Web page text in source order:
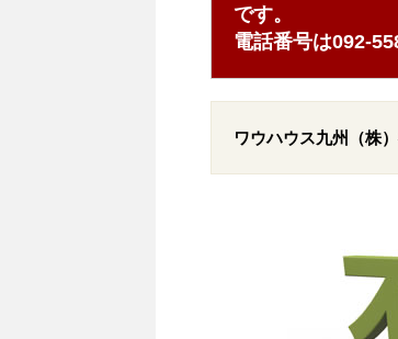
です。
電話番号は092-
ワウハウス九州（株